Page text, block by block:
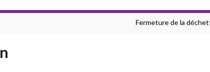
Fermeture de la